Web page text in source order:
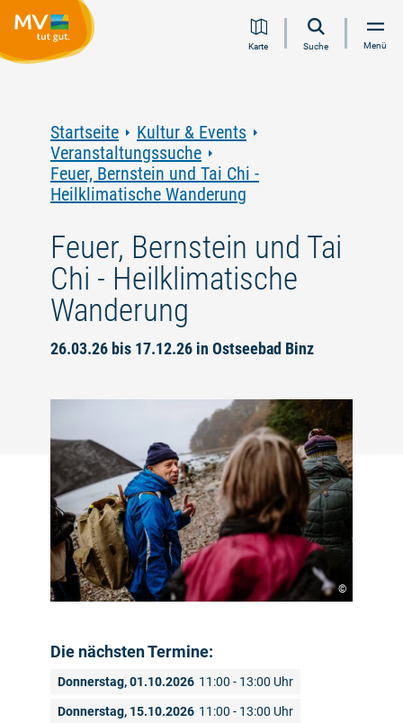
Inhalt
Navigation
Volltextsuche
FooterKarte Suche Menü
Startseite
Kultur & Events
Veranstaltungssuche
Feuer, Bernstein und Tai Chi -
Heilklimatische Wanderung
Feuer, Bernstein und Tai
Chi - Heilklimatische
Wanderung
26.03.26 bis 17.12.26 in Ostseebad Binz
©
Die nächsten Termine:
Donnerstag, 01.10.2026 11:00 - 13:00 Uhr
Donnerstag, 15.10.2026 11:00 - 13:00 Uhr